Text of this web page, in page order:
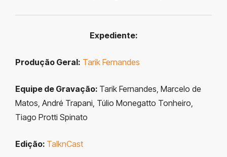
Expediente:
Produção Geral: Tarik Fernandes
Equipe de Gravação: Tarik Fernandes, Marcelo de
Matos, André Trapani, Túlio Monegatto Tonheiro,
Tiago Protti Spinato
Edição: TalknCast